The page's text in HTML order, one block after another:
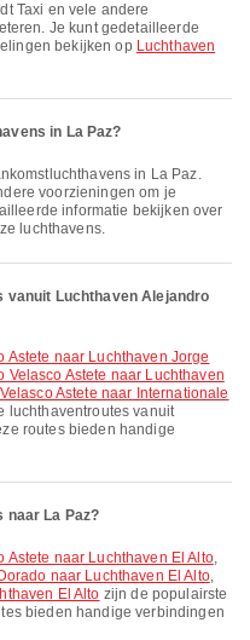
Je kunt gedetailleerde
bekijken op Luchthaven
in La Paz?
in La Paz.
voorzieningen om je
informatie bekijken over
luchthavens.
vanuit Luchthaven Alejandro
Astete naar Luchthaven
Astete naar Internationale
luchthaventroutes vanuit
routes bieden handige
naar La Paz?
Astete naar Luchthaven El Alto,
naar Luchthaven El Alto,
El Alto zijn de populairste
bieden handige verbindingen